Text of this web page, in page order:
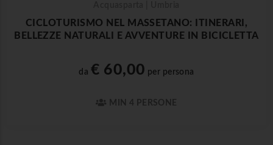
CICLOTURISMO NEL MASSETANO: ITINERARI,
BELLEZZE NATURALI E AVVENTURE IN BICICLETTA
da € 60,00 per persona
MIN 4 PERSONE